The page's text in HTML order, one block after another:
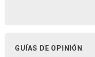
GUÍAS DE OPINIÓN